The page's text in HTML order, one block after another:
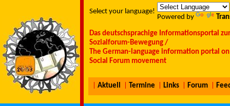
Select your language!
Powered by
Das deutschsprachige Informationsportal
Sozialforum-Bewegung /
The German-language information portal
Social Forum movement
Aktuell Termine Links Forum